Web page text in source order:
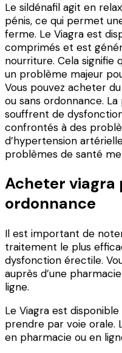
Le sildénafil agit en
pénis, ce qui permet
ferme. Le Viagra est
comprimés et est
nourriture. Cela signifie
un problème majeur
Vous pouvez acheter
ou sans ordonnance.
souffrent de
confrontés à des
d’hypertension
problèmes de santé
Acheter viagra
ordonnance
Il est important de
traitement le plus
dysfonction érectile.
auprès d’une
ligne.
Le Viagra est
prendre par voie orale.
en pharmacie ou en